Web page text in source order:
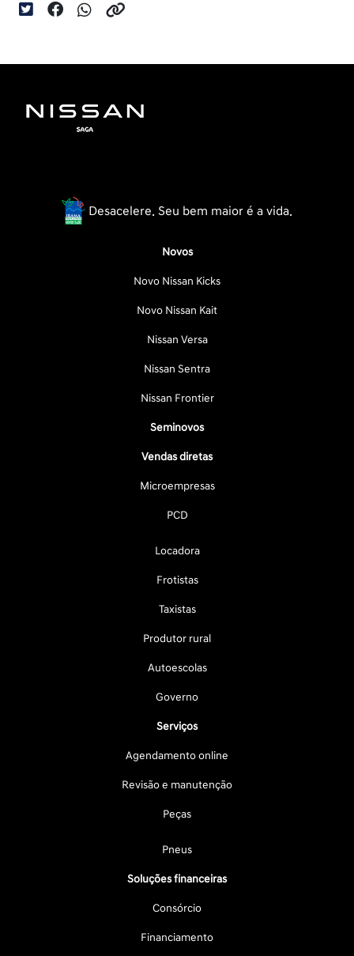
Desacelere. Seu bem maior é a vida.
Novos
Novo Nissan Kicks
Novo Nissan Kait
Nissan Versa
Nissan Sentra
Nissan Frontier
Seminovos
Vendas diretas
Microempresas
PCD
Locadora
Frotistas
Taxistas
Produtor rural
Autoescolas
Governo
Serviços
Agendamento online
Revisão e manutenção
Peças
Pneus
Soluções financeiras
Consórcio
Financiamento